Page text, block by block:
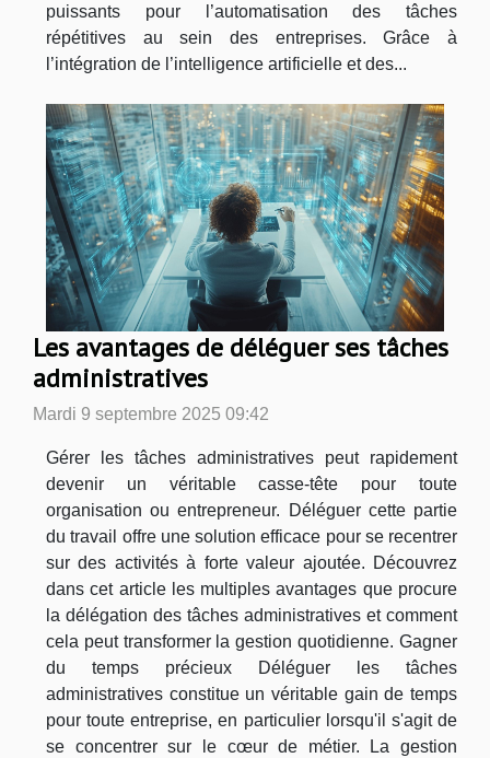
puissants pour l’automatisation des tâches
répétitives au sein des entreprises. Grâce à
l’intégration de l’intelligence artificielle et des...
Les avantages de déléguer ses tâches
administratives
Mardi 9 septembre 2025 09:42
Gérer les tâches administratives peut rapidement
devenir un véritable casse-tête pour toute
organisation ou entrepreneur. Déléguer cette partie
du travail offre une solution efficace pour se recentrer
sur des activités à forte valeur ajoutée. Découvrez
dans cet article les multiples avantages que procure
la délégation des tâches administratives et comment
cela peut transformer la gestion quotidienne. Gagner
du temps précieux Déléguer les tâches
administratives constitue un véritable gain de temps
pour toute entreprise, en particulier lorsqu'il s'agit de
se concentrer sur le cœur de métier. La gestion